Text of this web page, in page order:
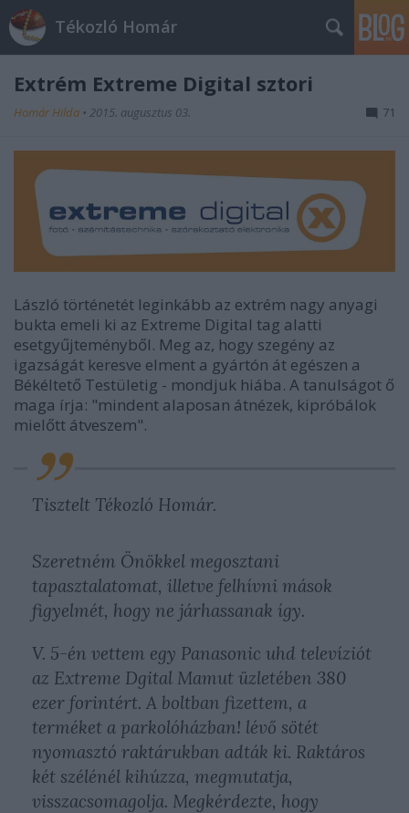
Tékozló Homár
Extrém Extreme Digital sztori
Homár Hilda • 2015. augusztus 03. 71
László történetét leginkább az extrém nagy anyagi
bukta emeli ki az Extreme Digital tag alatti
esetgyűjteményből. Meg az, hogy szegény az
igazságát keresve elment a gyártón át egészen a
Békéltető Testületig - mondjuk hiába. A tanulságot ő
maga írja: "mindent alaposan átnézek, kipróbálok
mielőtt átveszem".
Tisztelt Tékozló Homár.
Szeretném Önökkel megosztani
tapasztalatomat, illetve felhívni mások
figyelmét, hogy ne járhassanak így.
V. 5-én vettem egy Panasonic uhd televíziót
az Extreme Dgital Mamut üzletében 380
ezer forintért. A boltban fizettem, a
terméket a parkolóházban! lévő sötét
nyomasztó raktárukban adták ki. Raktáros
két szélénél kihúzza, megmutatja,
visszacsomagolja. Megkérdezte, hogy